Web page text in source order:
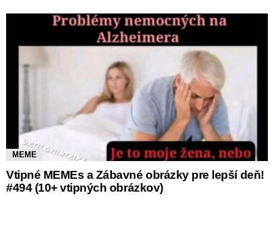
MEME
Vtipné MEMEs a Zábavné obrázky pre lepší deň!
#494 (10+ vtipných obrázkov)